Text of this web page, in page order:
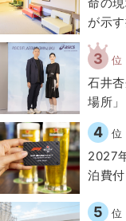
が示
3 位
石井
場所
4 位
2027
泊費
5 位